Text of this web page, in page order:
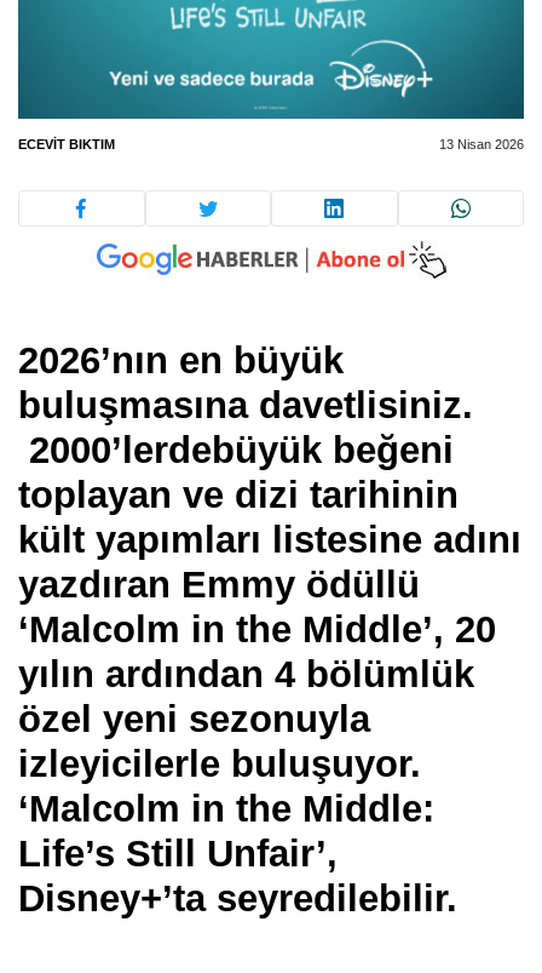
ECEVIT BIKTIM 13 Nisan 2026
2026’nın en büyük
buluşmasına davetlisiniz.
2000’lerdebüyük beğeni
toplayan ve dizi tarihinin
kült yapımları listesine adını
yazdıran Emmy ödüllü
‘Malcolm in the Middle’, 20
yılın ardından 4 bölümlük
özel yeni sezonuyla
izleyicilerle buluşuyor.
‘Malcolm in the Middle:
Life’s Still Unfair’,
Disney+’ta seyredilebilir.